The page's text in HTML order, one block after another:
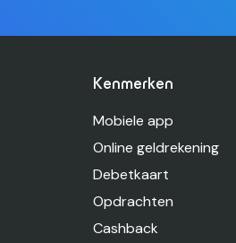
Kenmerken
Mobiele app
Online geldrekening
Debetkaart
Opdrachten
Cashback